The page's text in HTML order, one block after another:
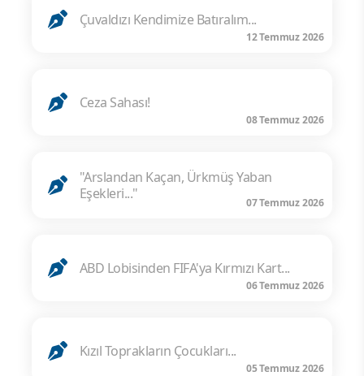
Çuvaldızı Kendimize Batıralım...
12 Temmuz 2026
Ceza Sahası!
08 Temmuz 2026
"Arslandan Kaçan, Ürkmüş Yaban
Eşekleri..."
07 Temmuz 2026
ABD Lobisinden FIFA'ya Kırmızı Kart...
06 Temmuz 2026
Kızıl Toprakların Çocukları...
05 Temmuz 2026